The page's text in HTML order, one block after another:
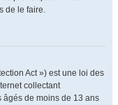
de le faire.
Act ») est une loi des
collectant
de moins de 13 ans